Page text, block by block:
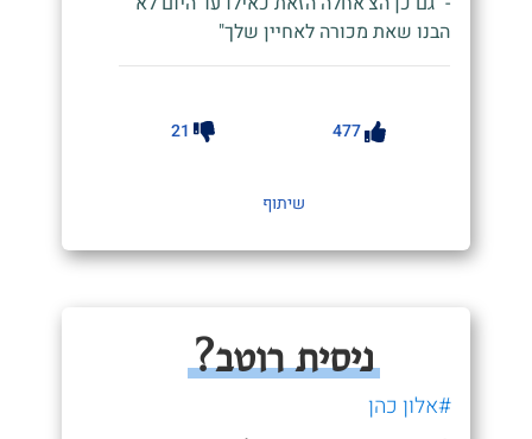
הבנו שאת מכורה לאחיין שלך"
477
21
שיתוף
ניסית רוטב?
#אלון כהן